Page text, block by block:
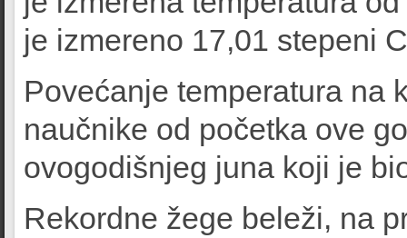
je izmereno 17,01 stepeni
Povećanje temperatura na
naučnike od početka ove
ovogodišnjeg juna koji je
Rekordne žege beleži, na